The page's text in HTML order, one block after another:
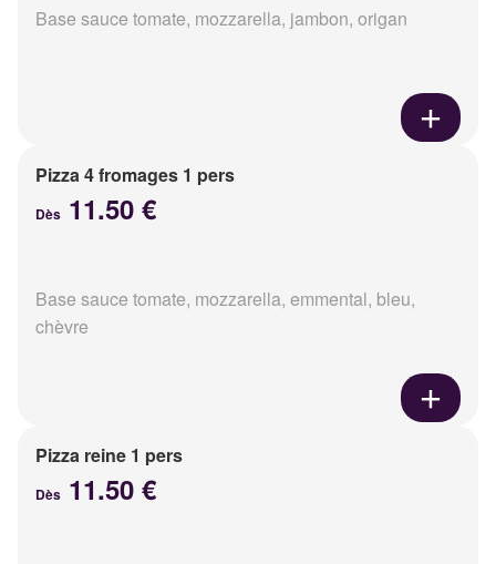
Base sauce tomate, mozzarella, jambon, origan
Pizza 4 fromages 1 pers
Dès 11.50 €
Base sauce tomate, mozzarella, emmental, bleu,
chèvre
Pizza reine 1 pers
Dès 11.50 €